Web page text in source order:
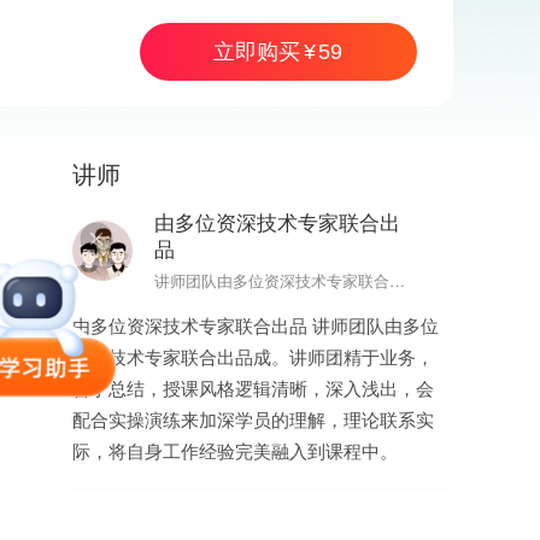
立即购买 59
讲师
由多位资深技术专家联合出
品
讲师团队由多位资深技术专家联合出品成
由多位资深技术专家联合出品 讲师团队由多位
资深技术专家联合出品成。讲师团精于业务，
善于总结，授课风格逻辑清晰，深入浅出，会
配合实操演练来加深学员的理解，理论联系实
际，将自身工作经验完美融入到课程中。